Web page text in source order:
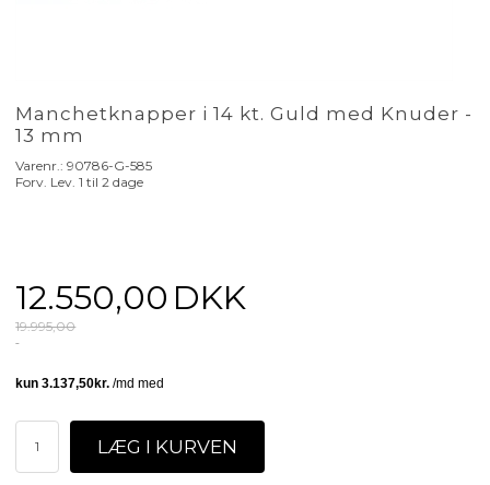
Manchetknapper i 14 kt. Guld med Knuder -
13 mm
Varenr.:90786-G-585
Forv. Lev. 1 til 2 dage
12.550,00 DKK
19.995,00